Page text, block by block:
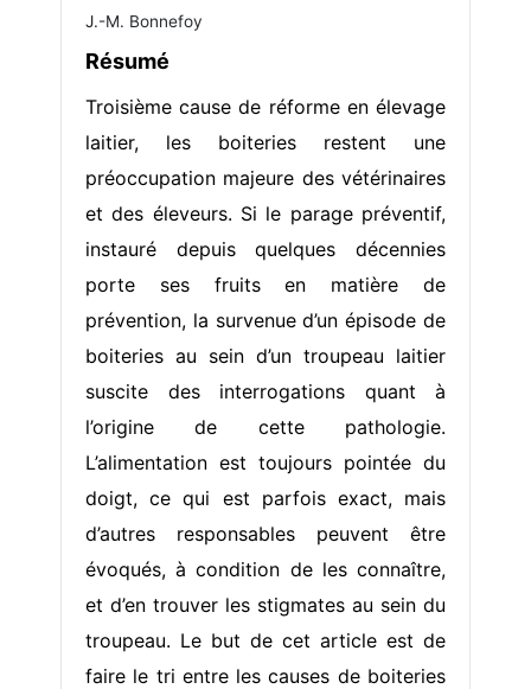
J.-M. Bonnefoy
Résumé
Troisième cause de réforme en élevage
laitier, les boiteries restent une
préoccupation majeure des vétérinaires
et des éleveurs. Si le parage préventif,
instauré depuis quelques décennies
porte ses fruits en matière de
prévention, la survenue d’un épisode de
boiteries au sein d’un troupeau laitier
suscite des interrogations quant à
l’origine de cette pathologie.
L’alimentation est toujours pointée du
doigt, ce qui est parfois exact, mais
d’autres responsables peuvent être
évoqués, à condition de les connaître,
et d’en trouver les stigmates au sein du
troupeau. Le but de cet article est de
faire le tri entre les causes de boiteries